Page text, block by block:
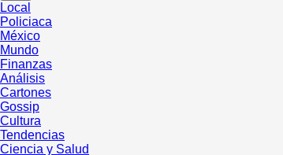
Local
Policiaca
México
Mundo
Finanzas
Análisis
Cartones
Gossip
Cultura
Tendencias
Ciencia y Salud